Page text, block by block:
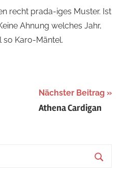
recht prada-iges Muster. Ist
Ahnung welches Jahr,
so Karo-Mäntel.
Nächster Beitrag
Athena Cardigan